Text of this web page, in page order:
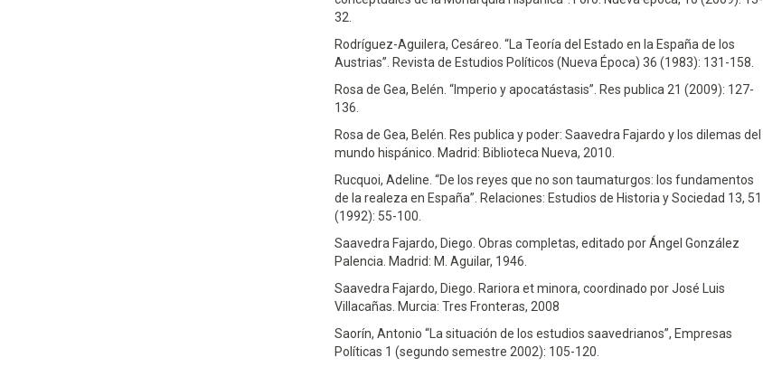
32.
Rodríguez-Aguilera, Cesáreo. “La Teoría del Estado en la España de los
Austrias”. Revista de Estudios Políticos (Nueva Época) 36 (1983): 131-158.
Rosa de Gea, Belén. “Imperio y apocatástasis”. Res publica 21 (2009): 127-
136.
Rosa de Gea, Belén. Res publica y poder: Saavedra Fajardo y los dilemas del
mundo hispánico. Madrid: Biblioteca Nueva, 2010.
Rucquoi, Adeline. “De los reyes que no son taumaturgos: los fundamentos
de la realeza en España”. Relaciones: Estudios de Historia y Sociedad 13, 51
(1992): 55-100.
Saavedra Fajardo, Diego. Obras completas, editado por Ángel González
Palencia. Madrid: M. Aguilar, 1946.
Saavedra Fajardo, Diego. Rariora et minora, coordinado por José Luis
Villacañas. Murcia: Tres Fronteras, 2008
Saorín, Antonio “La situación de los estudios saavedrianos”, Empresas
Políticas 1 (segundo semestre 2002): 105-120.